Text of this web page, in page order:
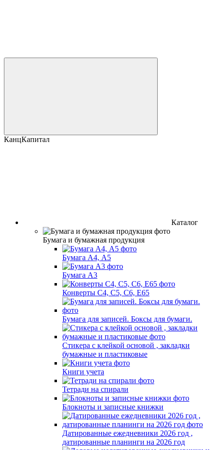
КанцКапитал
Каталог
Бумага и бумажная продукция
Бумага А4, А5
Бумага А3
Конверты С4, С5, С6, Е65
Бумага для записей. Боксы для бумаги.
Стикера с клейкой основой , закладки
бумажные и пластиковые
Книги учета
Тетради на спирали
Блокноты и записные книжки
Датированные ежедневники 2026 год ,
датированные планинги на 2026 год